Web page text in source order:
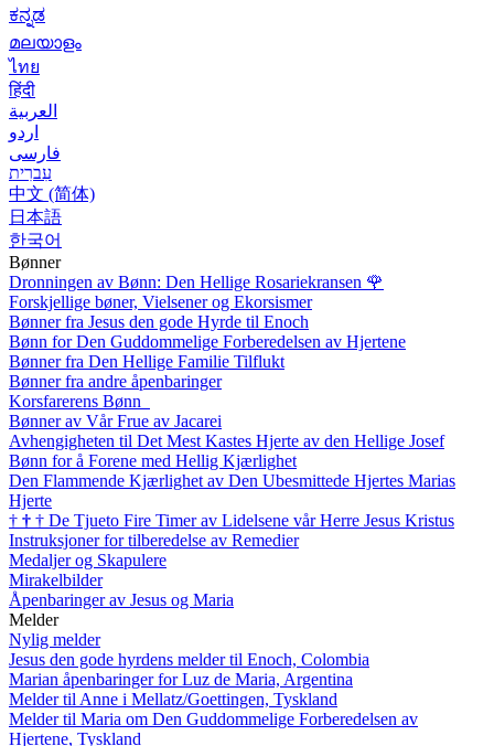
ಕನ್ನಡ
മലയാളം
ไทย
हिंदी
العربية
اردو
فارسی
עִברִית
中文 (简体)
日本語
한국어
Bønner
Dronningen av Bønn: Den Hellige Rosariekransen 🌹
Forskjellige bøner, Vielsener og Ekorsismer
Bønner fra Jesus den gode Hyrde til Enoch
Bønn for Den Guddommelige Forberedelsen av Hjertene
Bønner fra Den Hellige Familie Tilflukt
Bønner fra andre åpenbaringer
Korsfarerens Bønn
Bønner av Vår Frue av Jacarei
Avhengigheten til Det Mest Kastes Hjerte av den Hellige Josef
Bønn for å Forene med Hellig Kjærlighet
Den Flammende Kjærlighet av Den Ubesmittede Hjertes Marias
Hjerte
† † † De Tjueto Fire Timer av Lidelsene vår Herre Jesus Kristus
Instruksjoner for tilberedelse av Remedier
Medaljer og Skapulere
Mirakelbilder
Åpenbaringer av Jesus og Maria
Melder
Nylig melder
Jesus den gode hyrdens melder til Enoch, Colombia
Marian åpenbaringer for Luz de Maria, Argentina
Melder til Anne i Mellatz/Goettingen, Tyskland
Melder til Maria om Den Guddommelige Forberedelsen av
Hjertene, Tyskland